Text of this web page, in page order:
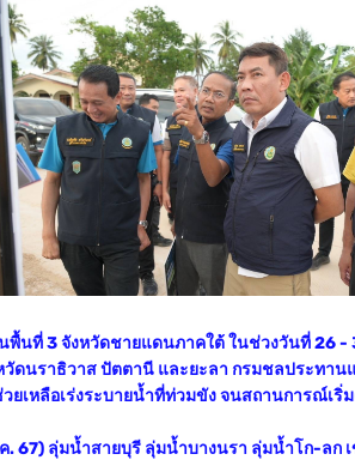
นที่ 3 จังหวัดชายแดนภาคใต้ ในช่วงวันที่ 26 -
ดนราธิวาส ปัตตานี และยะลา กรมชลประทาน
วยเหลือเร่งระบายน้ำที่ท่วมขัง จนสถานการณ์
67) ลุ่มน้ำสายบุรี ลุ่มน้ำบางนรา ลุ่มน้ำโก-ลก